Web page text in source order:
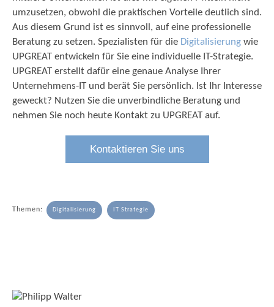
umzusetzen, obwohl die praktischen Vorteile deutlich sind.
Aus diesem Grund ist es sinnvoll, auf eine professionelle
Beratung zu setzen. Spezialisten für die Digitalisierung wie
UPGREAT entwickeln für Sie eine individuelle IT-Strategie.
UPGREAT erstellt dafür eine genaue Analyse Ihrer
Unternehmens-IT und berät Sie persönlich. Ist Ihr Interesse
geweckt? Nutzen Sie die unverbindliche Beratung und
nehmen Sie noch heute Kontakt zu UPGREAT auf.
Kontaktieren Sie uns
Themen: Digitalisierung IT Strategie